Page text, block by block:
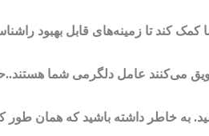
کمک کند تا زمینه‌های قابل بهبود
می‌کنند عامل دلگرمی شما
به خاطر داشته باشید که همان طور